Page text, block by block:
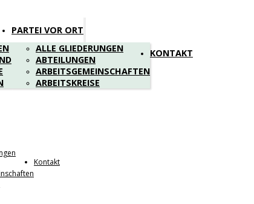
PARTEI VOR ORT
ALLE GLIEDERUNGEN
ABTEILUNGEN
ARBEITSGEMEINSCHAFTEN
ARBEITSKREISE
KONTAKT
Kontakt